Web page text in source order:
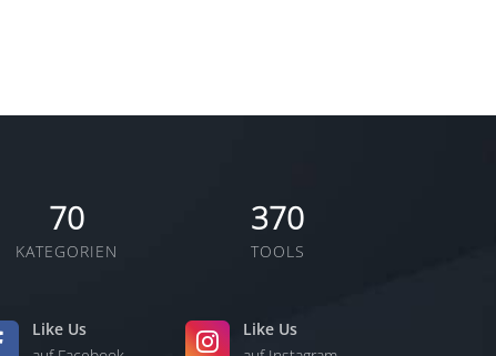
70
KATEGORIEN
370
TOOLS
Like Us
Like Us